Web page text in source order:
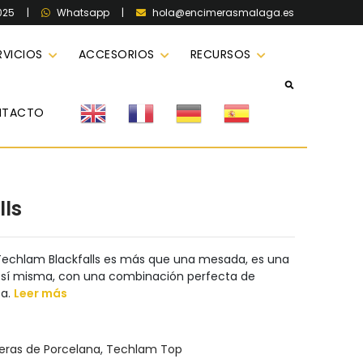
| Whatsapp | hola@encimerasmalaga.es
ACCESORIOS RECURSOS
Blackfalls es más que una mesada, es una
misma, con una combinación perfecta de
Leer más
de Porcelana, Techlam Top